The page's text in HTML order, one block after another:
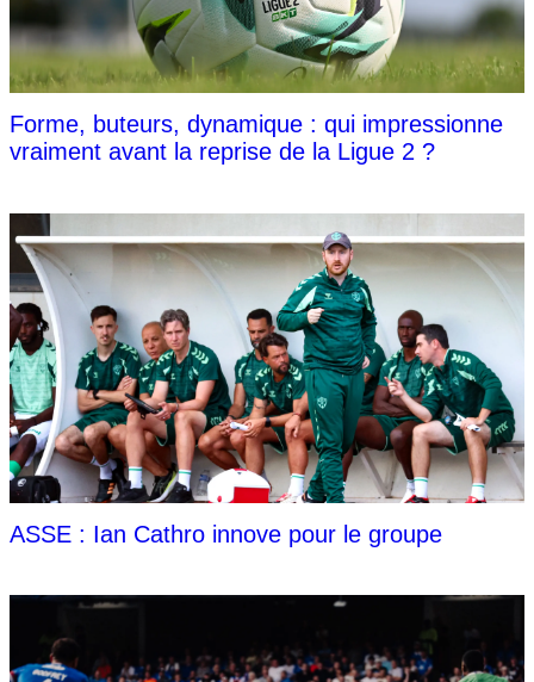
Forme, buteurs, dynamique : qui impressionne
vraiment avant la reprise de la Ligue 2 ?
ASSE : Ian Cathro innove pour le groupe